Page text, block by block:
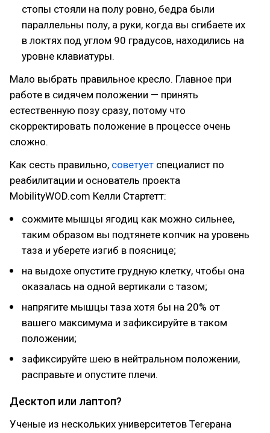
стопы стояли на полу ровно, бедра были
параллельны полу, а руки, когда вы сгибаете их
в локтях под углом 90 градусов, находились на
уровне клавиатуры.
Мало выбрать правильное кресло. Главное при
работе в сидячем положении — принять
естественную позу сразу, потому что
скорректировать положение в процессе очень
сложно.
Как сесть правильно, советует специалист по
реабилитации и основатель проекта
MobilityWOD.com Келли Стартетт:
сожмите мышцы ягодиц как можно сильнее,
таким образом вы подтянете копчик на уровень
таза и уберете изгиб в пояснице;
на выдохе опустите грудную клетку, чтобы она
оказалась на одной вертикали с тазом;
напрягите мышцы таза хотя бы на 20% от
вашего максимума и зафиксируйте в таком
положении;
зафиксируйте шею в нейтральном положении,
расправьте и опустите плечи.
Десктоп или лаптоп?
Ученые из нескольких университетов Тегерана